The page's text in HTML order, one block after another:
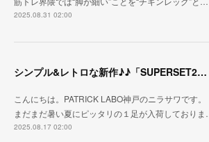
2025.08.31 02:00
シンプル&レトロな新作♪♪「SUPERSET2（スーパーセット2）」
こんにちは。PATRICK LABO神戸のニラサワです。
まだまだ暑い夏にピッタリの１足が入荷しており
2025.08.17 02:00